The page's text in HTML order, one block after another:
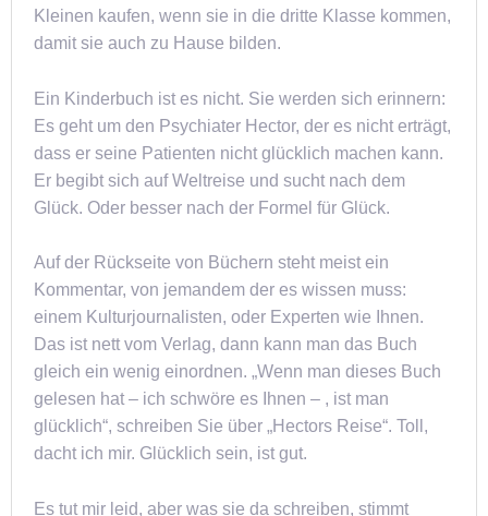
Kleinen kaufen, wenn sie in die dritte Klasse kommen,
damit sie auch zu Hause bilden.
Ein Kinderbuch ist es nicht. Sie werden sich erinnern:
Es geht um den Psychiater Hector, der es nicht erträgt,
dass er seine Patienten nicht glücklich machen kann.
Er begibt sich auf Weltreise und sucht nach dem
Glück. Oder besser nach der Formel für Glück.
Auf der Rückseite von Büchern steht meist ein
Kommentar, von jemandem der es wissen muss:
einem Kulturjournalisten, oder Experten wie Ihnen.
Das ist nett vom Verlag, dann kann man das Buch
gleich ein wenig einordnen. „Wenn man dieses Buch
gelesen hat – ich schwöre es Ihnen – , ist man
glücklich“, schreiben Sie über „Hectors Reise“. Toll,
dacht ich mir. Glücklich sein, ist gut.
Es tut mir leid, aber was sie da schreiben, stimmt